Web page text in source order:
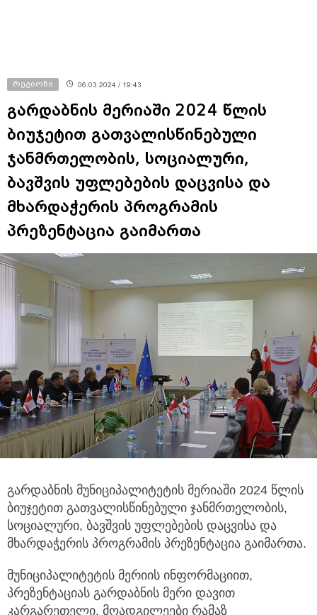
რეგიონი 06.03.2024 / 19:43
გარდაბნის მერიაში 2024 წლის
ბიუჯეტით გათვალისწინებული
ჯანმრთელობის, სოციალური,
ბავშვის უფლებების დაცვისა და
მხარდაჭერის პროგრამის
პრეზენტაცია გაიმართა
გარდაბნის მუნიციპალიტეტის მერიაში 2024 წლის
ბიუჯეტით გათვალისწინებული ჯანმრთელობის,
სოციალური, ბავშვის უფლებების დაცვისა და
მხარდაჭერის პროგრამის პრეზენტაცია გაიმართა.
მუნიციპალიტეტის მერიის ინფორმაციით,
პრეზენტაციას გარდაბნის მერი დავით
კარგარეთელი, მოადგილეები რამაზ